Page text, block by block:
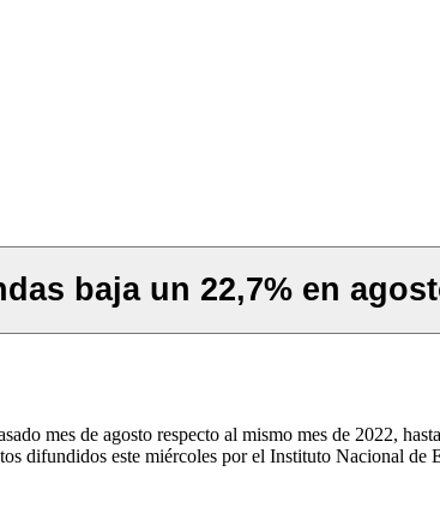
baja un 22,7% en
mes de agosto respecto al mismo mes de 2022,
difundidos este miércoles por el Instituto Nacional de